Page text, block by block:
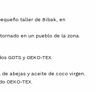
taller de Bibak, en
en un pueblo de la zona.
GOTS y OEKO-TEX.
abejas y aceite de coco virgen.
OEKO-TEX.